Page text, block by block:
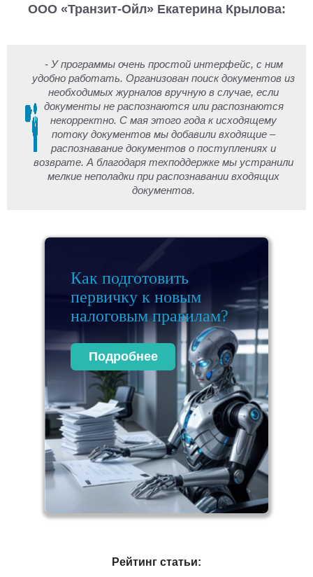
ООО «Транзит-Ойл» Екатерина Крылова:
- У программы очень простой интерфейс, с ним
удобно работать. Организован поиск документов из
необходимых журналов вручную в случае, если
документы не распознаются или распознаются
некорректно. С мая этого года к исходящему
потоку документов мы добавили входящие –
распознавание документов о поступлениях и
возврате. А благодаря техподдержке мы устранили
мелкие неполадки при распознавании входящих
документов.
Как подготовить
первичку к новым
налоговым правилам?
Подробнее
Рейтинг статьи: